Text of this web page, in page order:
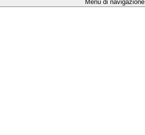
Menu di navigazione